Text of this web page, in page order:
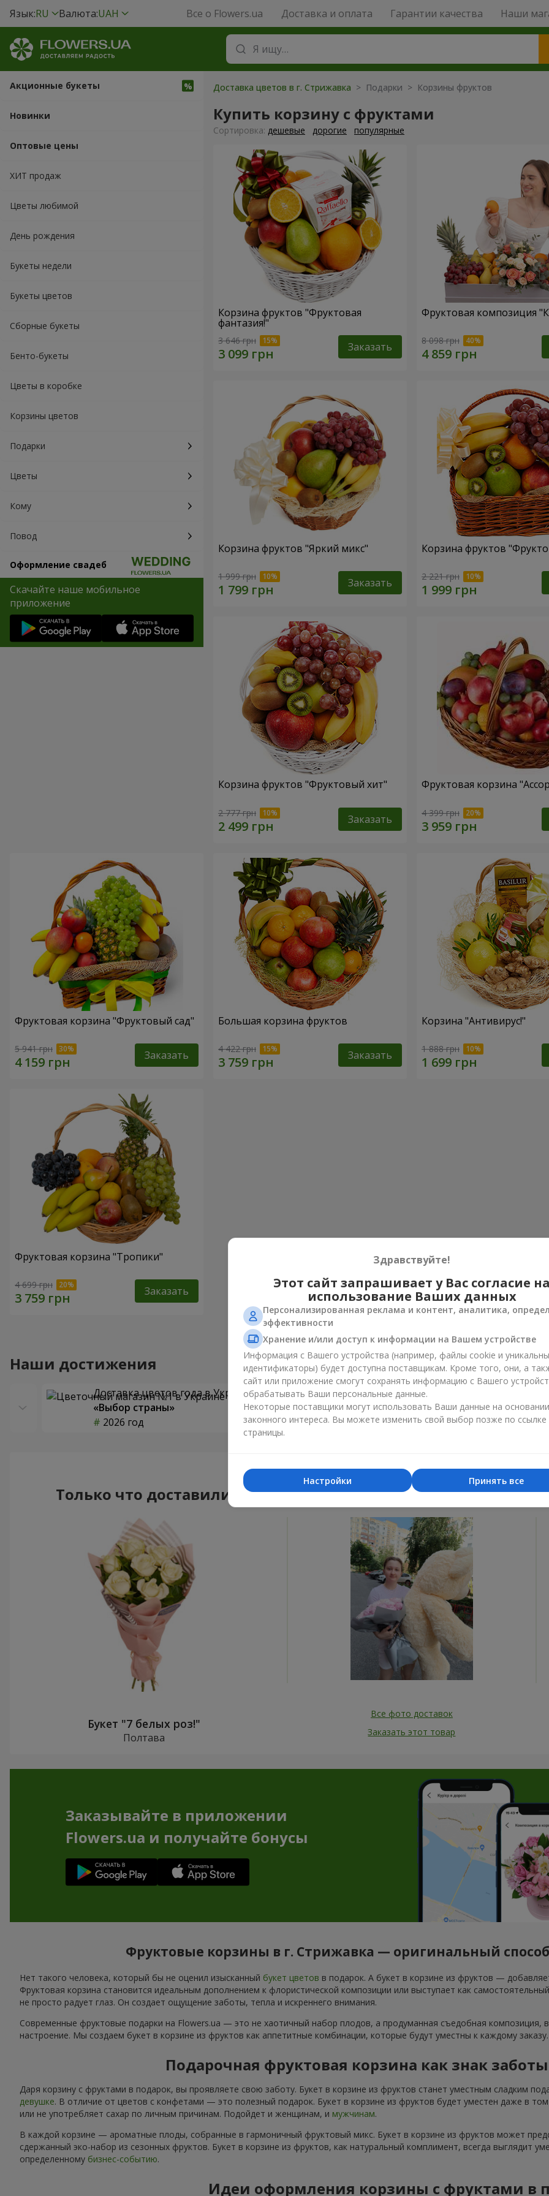
Язык:RU Валюта:UAH Все о Flowers.ua Доставка и оплата Гарантии качества Наши
Акционные букеты
Новинки
Оптовые цены
ХИТ продаж
Цветы любимой
День рождения
Букеты недели
Букеты цветов
Сборные букеты
Бенто-букеты
Цветы в коробке
Корзины цветов
Подарки
Цветы
Кому
Повод
Оформление свадеб
Скачайте наше мобильное
приложение
Доставка цветов в г. Стрижавка > Подарки > Корзины фруктов
Купить корзину с фруктами
Cортировка: дешевые дорогие популярные
Корзина фруктов "Фруктовая
фантазия!"
3 646 грн Заказать
Фруктовая композиция
8 098 грн
Корзина фруктов "Яркий микс"
1 999 грн Заказать
Корзина фруктов
2 221 грн
Корзина фруктов "Фруктовый хит"
2 777 грн Заказать
Фруктовая корзина
4 399 грн
Фруктовая корзина "Фруктовый сад"
5 941 грн Заказать
Большая корзина фруктов
4 422 грн Заказать
Корзина "Антивирус!"
1 888 грн
Фруктовая корзина "Тропики"
4 699 грн Заказать
Наши достижения
Доставка цветов года в Украине
«Выбор страны»
2026 год
Лучший цветочный магазин
«Ukrainian Business Award»
2026 год
«Выбор
2025
Только что доставили
Букет "7 белых роз!"
Полтава
Фотогалерея
Все фото доставок
Заказать этот товар
Заказывайте в приложении
Flowers.ua и получайте бонусы
Фруктовые корзины в г. Стрижавка — оригинальный
Нет такого человека, который бы не оценил изысканный букет цветов в подарок. А букет в корзине из фруктов —
Фруктовая корзина становится идеальным дополнением к флористической композиции или выступает как
не просто радует глаз. Он создает ощущение заботы, тепла и искреннего внимания.
Современные фруктовые подарки на Flowers.ua — это не хаотичный набор плодов, а продуманная съедобная
настроение. Мы создаем букет в корзине из фруктов как аппетитные комбинации, которые будут уместны к каждому заказу.
Подарочная фруктовая корзина как знак
Даря корзину с фруктами в подарок, вы проявляете свою заботу. Букет в корзине из фруктов станет уместным сладким
девушке. В отличие от цветов с конфетами — это полезный подарок. Букет в корзине из фруктов будет уместен даже в
или не употребляет сахар по личным причинам. Подойдет и женщинам, и мужчинам.
В каждой корзине — ароматные плоды, собранные в гармоничный фруктовый микс. Букет в корзине из фруктов может
сдержанный эко-набор из сезонных фруктов. Букет в корзине из фруктов, как натуральный комплимент, всегда выглядит
определенному бизнес-событию.
Идеи оформления корзины с фруктами в
Здравствуйте!
Этот сайт запрашивает у Вас согласие на
использование Ваших данных
Персонализированная реклама и контент, аналитика,
эффективности
Хранение и/или доступ к информации на Вашем устройстве
Информация с Вашего устройства (например, файлы cookie и
идентификаторы) будет доступна поставщикам. Кроме того, они, а
сайт или приложение смогут сохранять информацию с Вашего
обрабатывать Ваши персональные данные.
Некоторые поставщики могут использовать Ваши данные на основании
законного интереса. Вы можете изменить свой выбор позже по ссылке
страницы.
Принять все
Настройки